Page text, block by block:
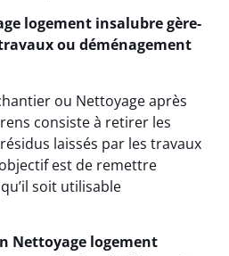
logement insalubre gère-
ou déménagement
ou Nettoyage après
consiste à retirer les
laissés par les travaux
est de remettre
soit utilisable
Nettoyage logement